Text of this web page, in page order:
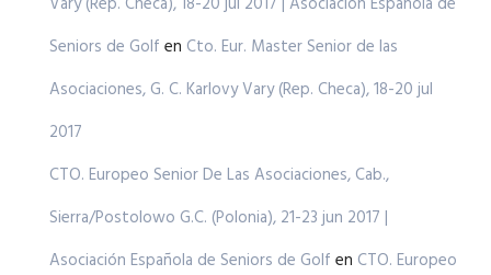
Seniors de Golf en Cto. Eur. Master Senior de las
Asociaciones, G. C. Karlovy Vary (Rep. Checa), 18-20 jul
2017
CTO. Europeo Senior De Las Asociaciones, Cab.,
Sierra/Postolowo G.C. (Polonia), 21-23 jun 2017 |
Asociación Española de Seniors de Golf en CTO. Europeo